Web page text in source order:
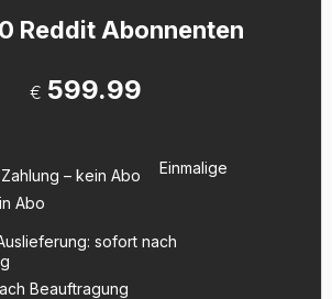
Reddit Abonnenten
€ 599.99
Einmalige
Abo
Beauftragung